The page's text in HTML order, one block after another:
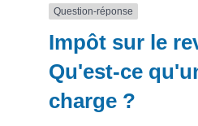
Question-réponse
Impôt sur le
Qu'est-ce
charge ?